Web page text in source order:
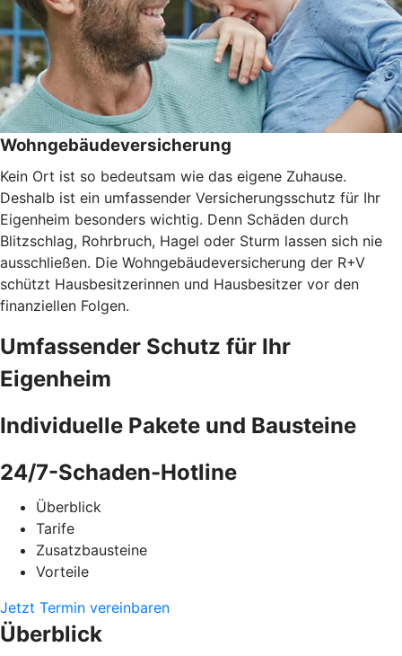
Wohngebäudeversicherung
Kein Ort ist so bedeutsam wie das eigene Zuhause.
Deshalb ist ein umfassender Versicherungsschutz für Ihr
Eigenheim besonders wichtig. Denn Schäden durch
Blitzschlag, Rohrbruch, Hagel oder Sturm lassen sich nie
ausschließen. Die Wohngebäudeversicherung der R+V
schützt Hausbesitzerinnen und Hausbesitzer vor den
finanziellen Folgen.
Umfassender Schutz für Ihr
Eigenheim
Individuelle Pakete und Bausteine
24/7-Schaden-Hotline
Überblick
Tarife
Zusatzbausteine
Vorteile
Jetzt Termin vereinbaren
Überblick